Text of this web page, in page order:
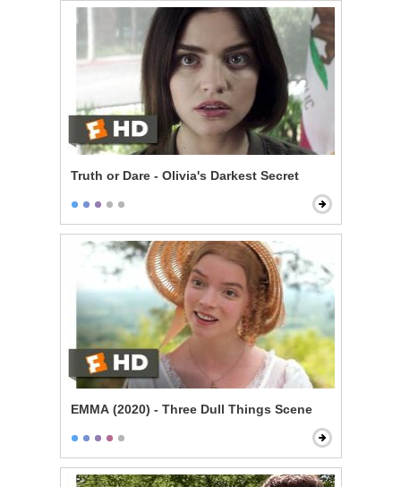
Truth or Dare - Olivia's Darkest Secret
EMMA (2020) - Three Dull Things Scene